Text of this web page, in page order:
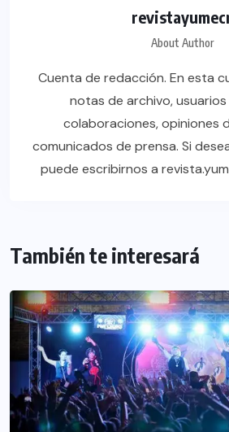
About Author
Cuenta de redacción. En esta
notas de archivo, usuarios
colaboraciones, opiniones
comunicados de prensa. Si
puede escribirnos a
También te interesará